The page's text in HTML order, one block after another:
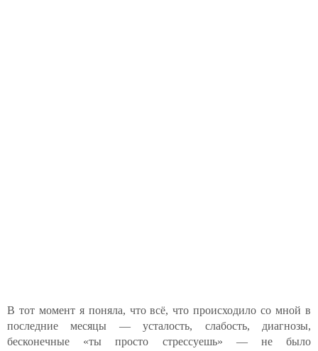
В тот момент я поняла, что всё, что происходило со мной в
последние месяцы — усталость, слабость, диагнозы,
бесконечные «ты просто стрессуешь» — не было